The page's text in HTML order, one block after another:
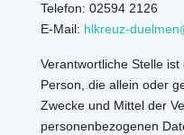
Telefon: 02594 2126
E-Mail: hlkreuz-
Verantwortliche Stelle
Person, die allein oder
Zwecke und Mittel der
personenbezogenen